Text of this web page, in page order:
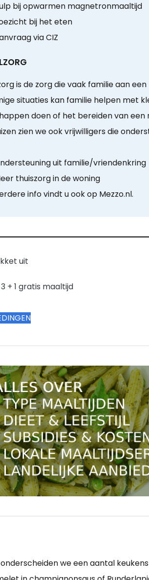
bij opwarmen magnetronmaaltijd
bij het eten
via CIZ
is de zorg die vaak familie aan
situaties kan familie helpen met
doen of het bereiden van een
zien we ook vrijwilligers die
uit familie/vriendenkring
thuiszorg in de woning
info vindt u ook op Mezzo.nl.
uit
+ 1 gratis maaltijd
we een aantal